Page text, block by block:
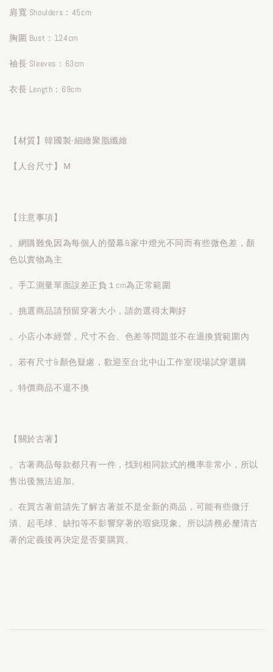
肩寬 Shoulders：45cm
胸圍 Bust：124cm
袖長 Sleeves：63cm
衣長 Length：69cm
【材質】韓國製-細緻聚脂纖維
【人台尺寸】Ｍ
【注意事項】
。網購難免因為每個人的螢幕&家中燈光不同而有些微色差，顏
色以實物為主
。手工測量單面誤差正負１cm為正常範圍
。挑選商品請預留穿著大小，請勿選得太剛好
。小店小本經營，尺寸不合、色差等問題並不在退換貨範圍內
。若有尺寸&顏色疑慮，歡迎至台北中山工作室現場試穿選購
。特價商品不退不換
【關於古著】
。古著商品每款都只有一件，找到相同款式的機率非常小，所以
售出後無法追加。
。在買古著前請先了解古著並不是全新的商品，可能有些微汙
漬、起毛球、缺扣等不影響穿著的瑕疵現象。所以請務必釐清古
著的定義後再決定是否要購買。